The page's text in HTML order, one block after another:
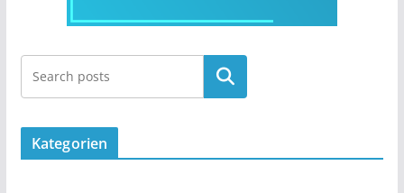
Kategorien